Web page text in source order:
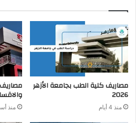
مصاريف كلية الطب بجامعة الأزهر
2026
منذ 4 أيام منذ